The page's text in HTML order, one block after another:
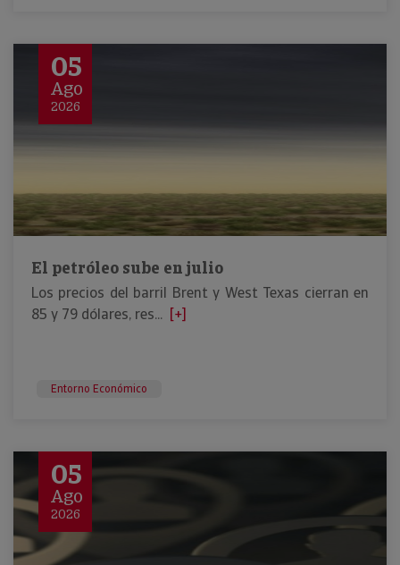
05
Ago
2026
El petróleo sube en julio
Los precios del barril Brent y West Texas cierran en
85 y 79 dólares, res... [+]
Entorno Económico
05
Ago
2026